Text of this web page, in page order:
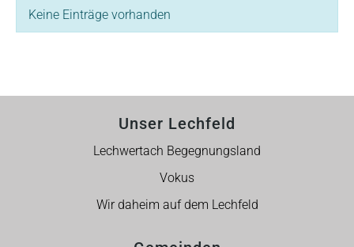
Keine Einträge vorhanden
Unser Lechfeld
Lechwertach Begegnungsland
Vokus
Wir daheim auf dem Lechfeld